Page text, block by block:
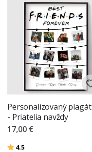
Personalizovaný plagát
- Priatelia navždy
17,00 €
Hodnotenie:
4.5